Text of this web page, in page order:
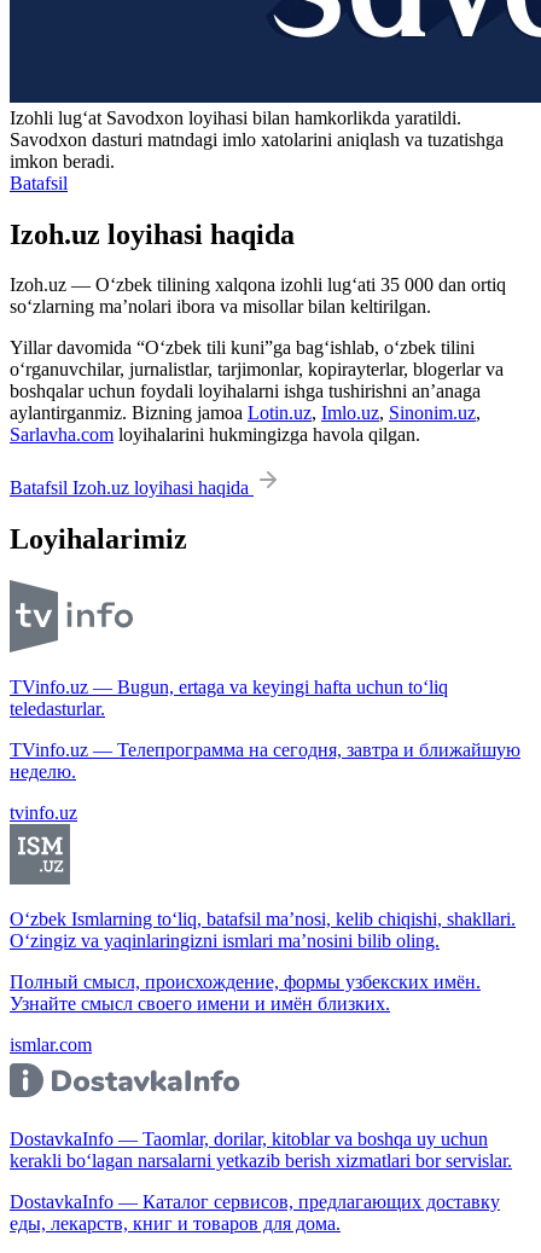
Izohli lugʻat Savodxon loyihasi bilan hamkorlikda yaratildi.
Savodxon dasturi matndagi imlo xatolarini aniqlash va tuzatishga
imkon beradi.
Batafsil
Izoh.uz loyihasi haqida
Izoh.uz — O‘zbek tilining xalqona izohli lug‘ati 35 000 dan ortiq
so‘zlarning ma’nolari ibora va misollar bilan keltirilgan.
Yillar davomida “O‘zbek tili kuni”ga bag‘ishlab, o‘zbek tilini
o‘rganuvchilar, jurnalistlar, tarjimonlar, kopirayterlar, blogerlar va
boshqalar uchun foydali loyihalarni ishga tushirishni an’anaga
aylantirganmiz. Bizning jamoa Lotin.uz, Imlo.uz, Sinonim.uz,
Sarlavha.com loyihalarini hukmingizga havola qilgan.
Batafsil Izoh.uz loyihasi haqida
Loyihalarimiz
TVinfo.uz — Bugun, ertaga va keyingi hafta uchun to‘liq
teledasturlar.
TVinfo.uz — Телепрограмма на сегодня, завтра и ближайшую
неделю.
tvinfo.uz
O‘zbek Ismlarning to‘liq, batafsil ma’nosi, kelib chiqishi, shakllari.
O‘zingiz va yaqinlaringizni ismlari ma’nosini bilib oling.
Полный смысл, происхождение, формы узбекских имён.
Узнайте смысл своего имени и имён близких.
ismlar.com
DostavkaInfo — Taomlar, dorilar, kitoblar va boshqa uy uchun
kerakli bo‘lagan narsalarni yetkazib berish xizmatlari bor servislar.
DostavkaInfo — Каталог сервисов, предлагающих доставку
еды, лекарств, книг и товаров для дома.